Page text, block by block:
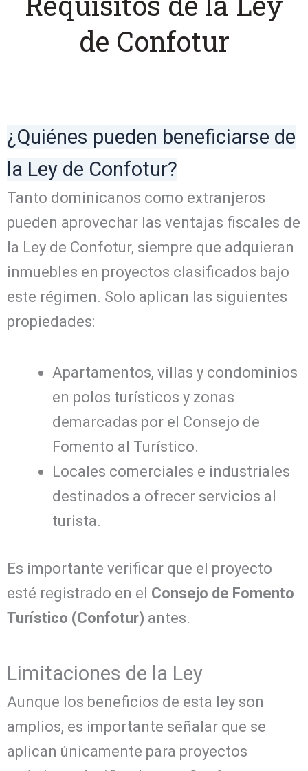
de Confotur
¿Quiénes pueden beneficiarse de
la Ley de Confotur?
Tanto dominicanos como extranjeros
pueden aprovechar las ventajas fiscales de
la Ley de Confotur, siempre que adquieran
inmuebles en proyectos clasificados bajo
este régimen. Solo aplican las siguientes
propiedades:
Apartamentos, villas y condominios
en polos turísticos y zonas
demarcadas por el Consejo de
Fomento al Turístico.
Locales comerciales e industriales
destinados a ofrecer servicios al
turista.
Es importante verificar que el proyecto
esté registrado en el Consejo de Fomento
Turístico (Confotur) antes.
Limitaciones de la Ley
Aunque los beneficios de esta ley son
amplios, es importante señalar que se
aplican únicamente para proyectos